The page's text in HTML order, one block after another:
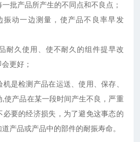
批产品所产生的不同点和不良点；
振动一边测量，使产品不良率早发
耐久使用、使不耐久的组件提早改
更好；
是检测产品在运送、使用、保存、
使产品在某一段时间产生不良，严重
必要的经济损失，为了避免这事态的
产品或产品中的部件的耐振寿命。